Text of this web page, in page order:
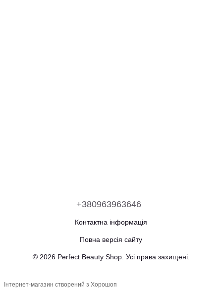
+380963963646
Контактна інформація
Повна версія сайту
© 2026 Perfect Beauty Shop. Усі права захищені.
Інтернет-магазин створений з Хорошоп